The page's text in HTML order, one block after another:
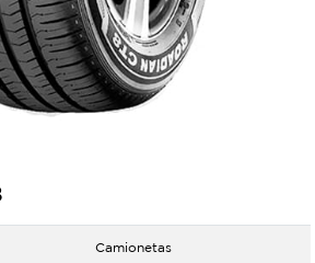
Camionetas